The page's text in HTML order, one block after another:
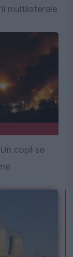
multilaterale
copil se